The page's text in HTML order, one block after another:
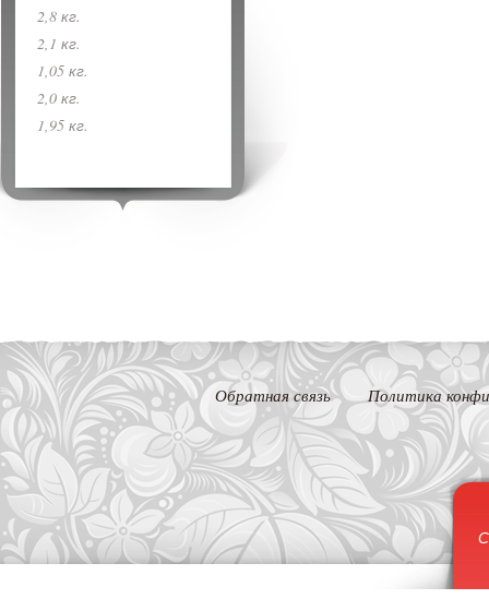
2,8 кг.
2,1 кг.
1,05 кг.
2,0 кг.
1,95 кг.
Обратная связь Политика